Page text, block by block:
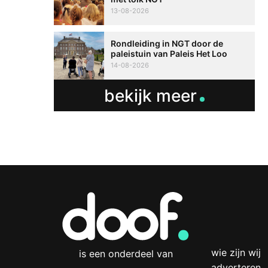
13-08-2026
Rondleiding in NGT door de
paleistuin van Paleis Het Loo
14-08-2026
bekijk meer
is een onderdeel van
wie zijn wij